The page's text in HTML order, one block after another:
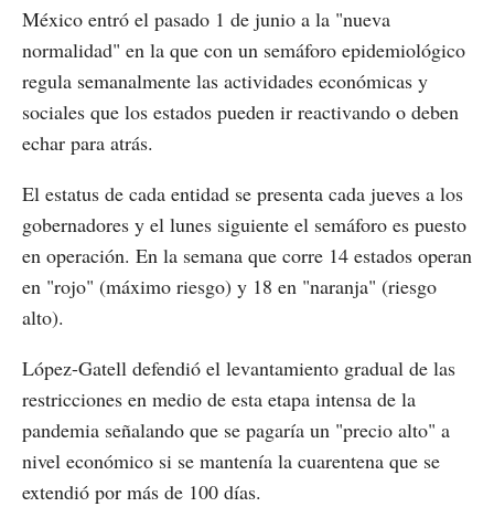
México entró el pasado 1 de junio a la "nueva
normalidad" en la que con un semáforo epidemiológico
regula semanalmente las actividades económicas y
sociales que los estados pueden ir reactivando o deben
echar para atrás.
El estatus de cada entidad se presenta cada jueves a los
gobernadores y el lunes siguiente el semáforo es puesto
en operación. En la semana que corre 14 estados operan
en "rojo" (máximo riesgo) y 18 en "naranja" (riesgo
alto).
López-Gatell defendió el levantamiento gradual de las
restricciones en medio de esta etapa intensa de la
pandemia señalando que se pagaría un "precio alto" a
nivel económico si se mantenía la cuarentena que se
extendió por más de 100 días.